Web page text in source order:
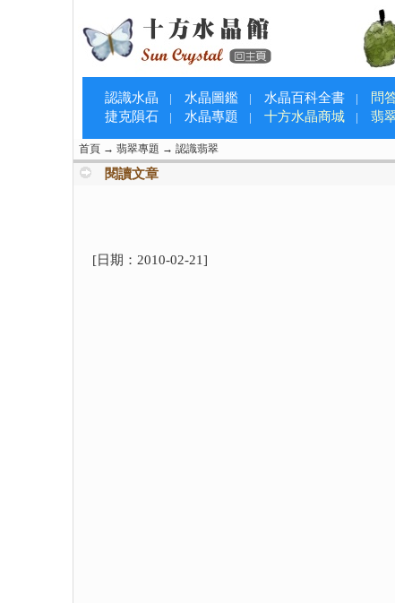
認識水晶 | 水晶圖鑑 | 水晶百科全書 | 問
捷克隕石 | 水晶專題 | 十方水晶商城 | 翡
首頁 → 翡翠專題 → 認識翡翠
閱讀文章
[日期： 2010-02-21]